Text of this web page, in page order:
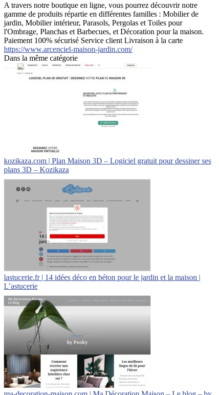
A travers notre boutique en ligne, vous pourrez découvrir notre
gamme de produits répartie en différentes familles : Mobilier de
jardin, Mobilier intérieur, Parasols, Pergolas et Toiles pour
l'Ombrage, Planchas et Barbecues, et Décoration pour la maison.
Paiement 100% sécurisé Service client Livraison à la carte
https://www.arcenciel-maison-jardin.com/
Dans la même catégorie
kozikaza.com | Plan Maison 3D – Logiciel gratuit pour dessiner ses
plans 3D – Kozikaza
lastucerie.fr | 14 idées déco en béton pour le jardin et la maison |
L’astucerie